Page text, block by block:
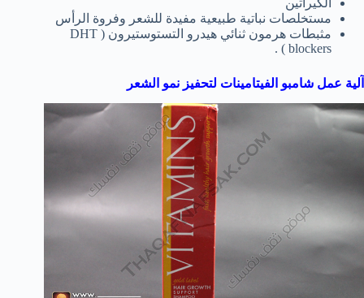
الكيراتين
مستخلصات نباتية طبيعية مفيدة للشعر وفروة الرأس
مثبطات هرمون ثنائي هيدرو التستوستيرون ( DHT
blockers ) .
آلية عمل شامبو الفيتامينات لتحفيز نمو الشعر